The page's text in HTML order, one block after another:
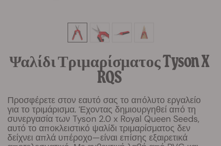
Ψαλίδι Τριμαρίσματος Tyson X
RQS
Προσφέρετε στον εαυτό σας το απόλυτο εργαλείο
για το τριμάρισμα. Έχοντας δημιουργηθεί από τη
συνεργασία των Tyson 2.0 x Royal Queen Seeds,
αυτό το αποκλειστικό ψαλίδι τριμαρίσματος δεν
δείχνει απλά υπέροχο—είναι επίσης εξαιρετικά